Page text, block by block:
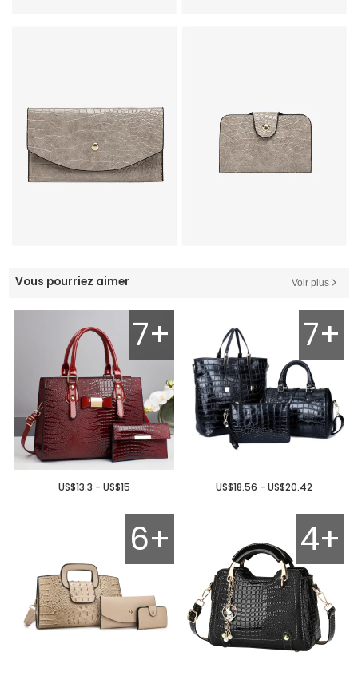
Vous pourriez aimer Voir plus
7+
US$13.3 - US$15
7+
US$18.56 - US$20.42
6+ 4+